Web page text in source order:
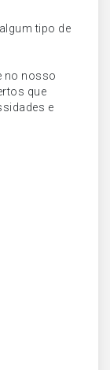
tipo de
no nosso
que
e